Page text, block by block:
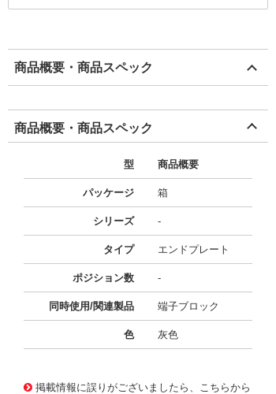
商品概要・商品スペック
商品概要・商品スペック
型 商品概要
パッケージ 箱
シリーズ -
タイプ エンドプレート
ポジション数 -
同時使用/関連製品 端子ブロック
色 灰色
掲載情報に誤りがございましたら、こちらから